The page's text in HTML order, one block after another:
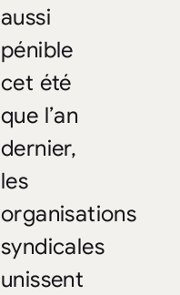
aussi
pénible
cet été
que l’an
dernier,
les
organisations
syndicales
unissent